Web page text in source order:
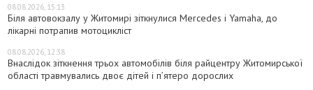
08.08.2026, 15:13
Біля автовокзалу у Житомирі зіткнулися Mercedes і Yamaha, до
лікарні потрапив мотоцикліст
08.08.2026, 12:38
Внаслідок зіткнення трьох автомобілів біля райцентру Житомирської
області травмувались двоє дітей і пʼятеро дорослих